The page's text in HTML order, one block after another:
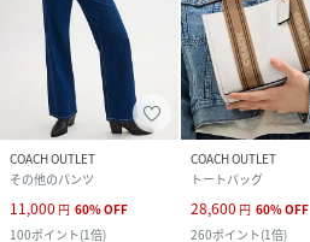
COACH OUTLET
その他のパンツ
11,000 円 60%OFF
100ポイント(1倍)
COACH OUTLET
トートバッグ
28,600 円 60%OFF
260ポイント(1倍)